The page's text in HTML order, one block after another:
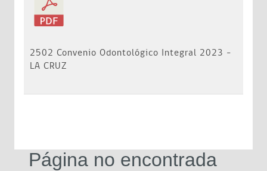
2502 Convenio Odontológico Integral 2023 -
LA CRUZ
Página no encontrada